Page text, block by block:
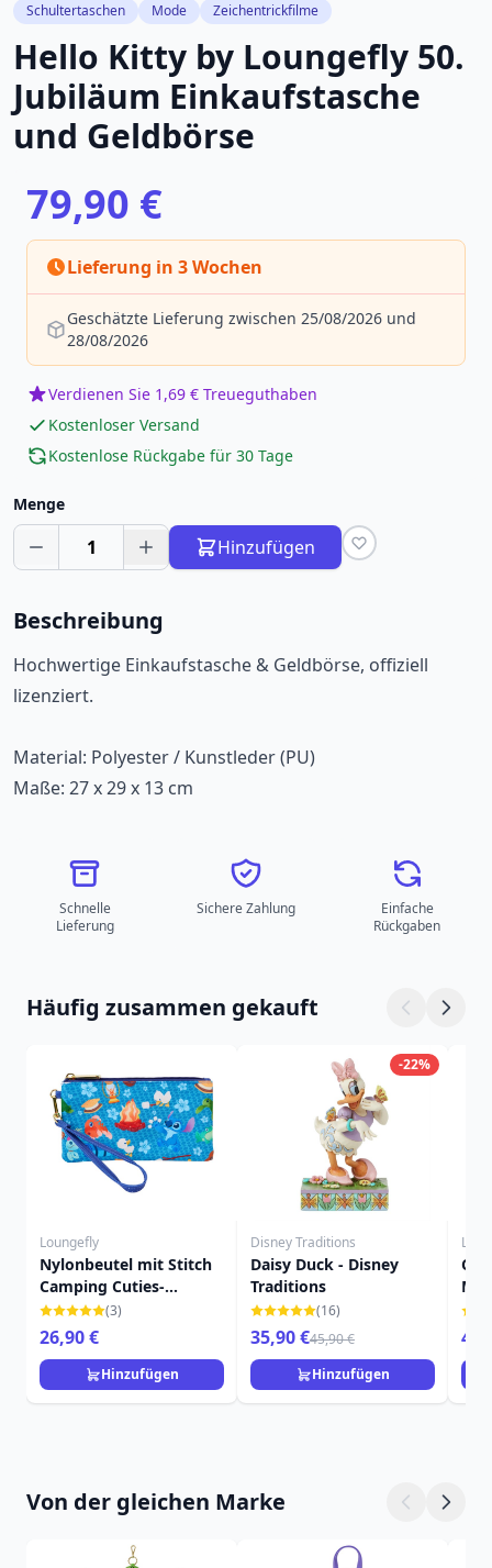
Schultertaschen Mode Zeichentrickfilme
Hello Kitty by Loungefly 50.
Jubiläum Einkaufstasche
und Geldbörse
79,90 €
Lieferung in 3 Wochen
Geschätzte Lieferung zwischen 25/08/2026 und
28/08/2026
Verdienen Sie 1,69 € Treueguthaben
Kostenloser Versand
Kostenlose Rückgabe für 30 Tage
Menge
1 Hinzufügen
Beschreibung
Hochwertige Einkaufstasche & Geldbörse, offiziell
lizenziert.
Material: Polyester / Kunstleder (PU)
Maße: 27 x 29 x 13 cm
Schnelle
Lieferung
Sichere Zahlung
Einfache
Rückgaben
Häufig zusammen gekauft
Loungefly
Nylonbeutel mit Stitch
Camping Cuties-
Aufdruck - DISNEY
LOUNGEFLY
(3)
26,90 €
Hinzufügen
-22%
Disney Traditions
Daisy Duck - Disney
Traditions
(16)
35,90 €45,90 €
Hinzufügen
Von der gleichen Marke